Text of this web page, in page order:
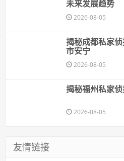
未来发展趋势
2026-08-05
揭秘成都私家
市安宁
2026-08-05
揭秘福州私家
2026-08-05
友情链接